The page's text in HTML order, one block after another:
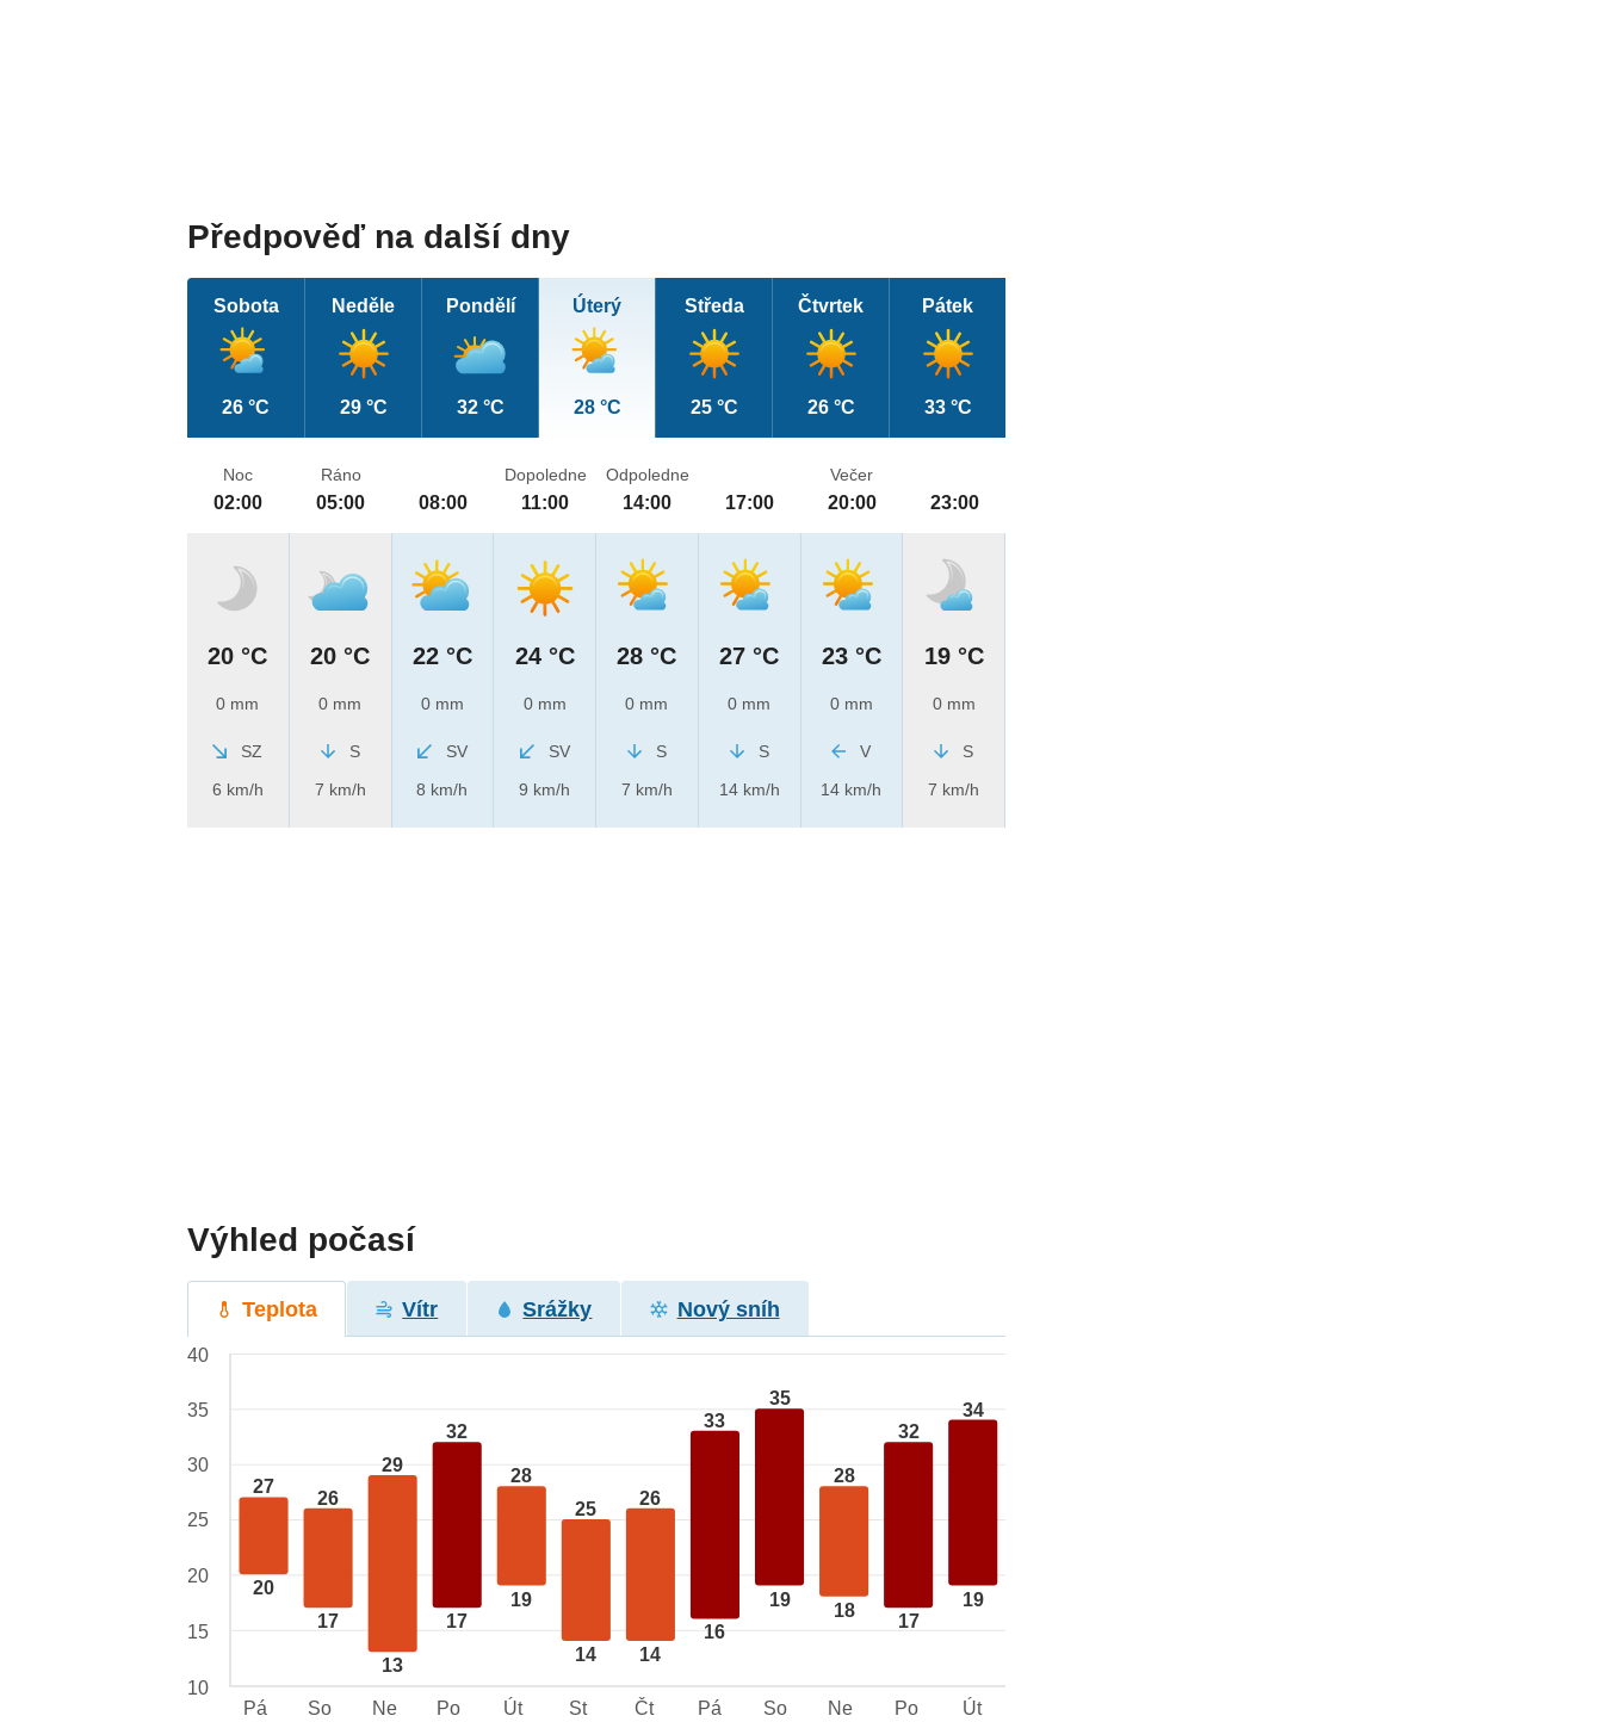
Předpověď na další dny
Sobota
26 °C
Neděle
29 °C
Pondělí
32 °C
Úterý
28 °C
Středa
25 °C
Čtvrtek
26 °C
Pátek
33 °C
Noc
02:00
20 °C
0 mm
SZ
6 km/h
Ráno
05:00
20 °C
0 mm
S
7 km/h
08:00
22 °C
0 mm
SV
8 km/h
Dopoledne
11:00
24 °C
0 mm
SV
9 km/h
Odpoledne
14:00
28 °C
0 mm
S
7 km/h
17:00
27 °C
0 mm
S
14 km/h
Večer
20:00
23 °C
0 mm
V
14 km/h
23:00
19 °C
0 mm
S
7 km/h
Výhled počasí
Teplota Vítr Srážky Nový sníh
27
20
26
17
29
13
32
17
28
19
25
14
26
14
33
16
35
19
28
18
32
17
34
19
40
35
30
25
20
15
10
Pá
So Ne Po Út St Čt Pá So Ne Po Út